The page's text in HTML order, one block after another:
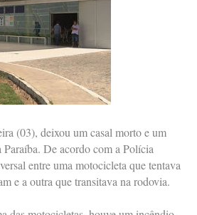
(03), deixou um casal morto e um
De acordo com a Polícia
entre uma motocicleta que tentava
e a outra que transitava na rodovia.